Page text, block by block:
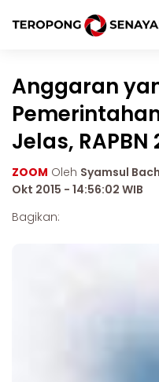
Anggaran
Jelas,
ZOOM Oleh Syamsul
Okt 2015 - 14:56:02 WIB
Bagikan: